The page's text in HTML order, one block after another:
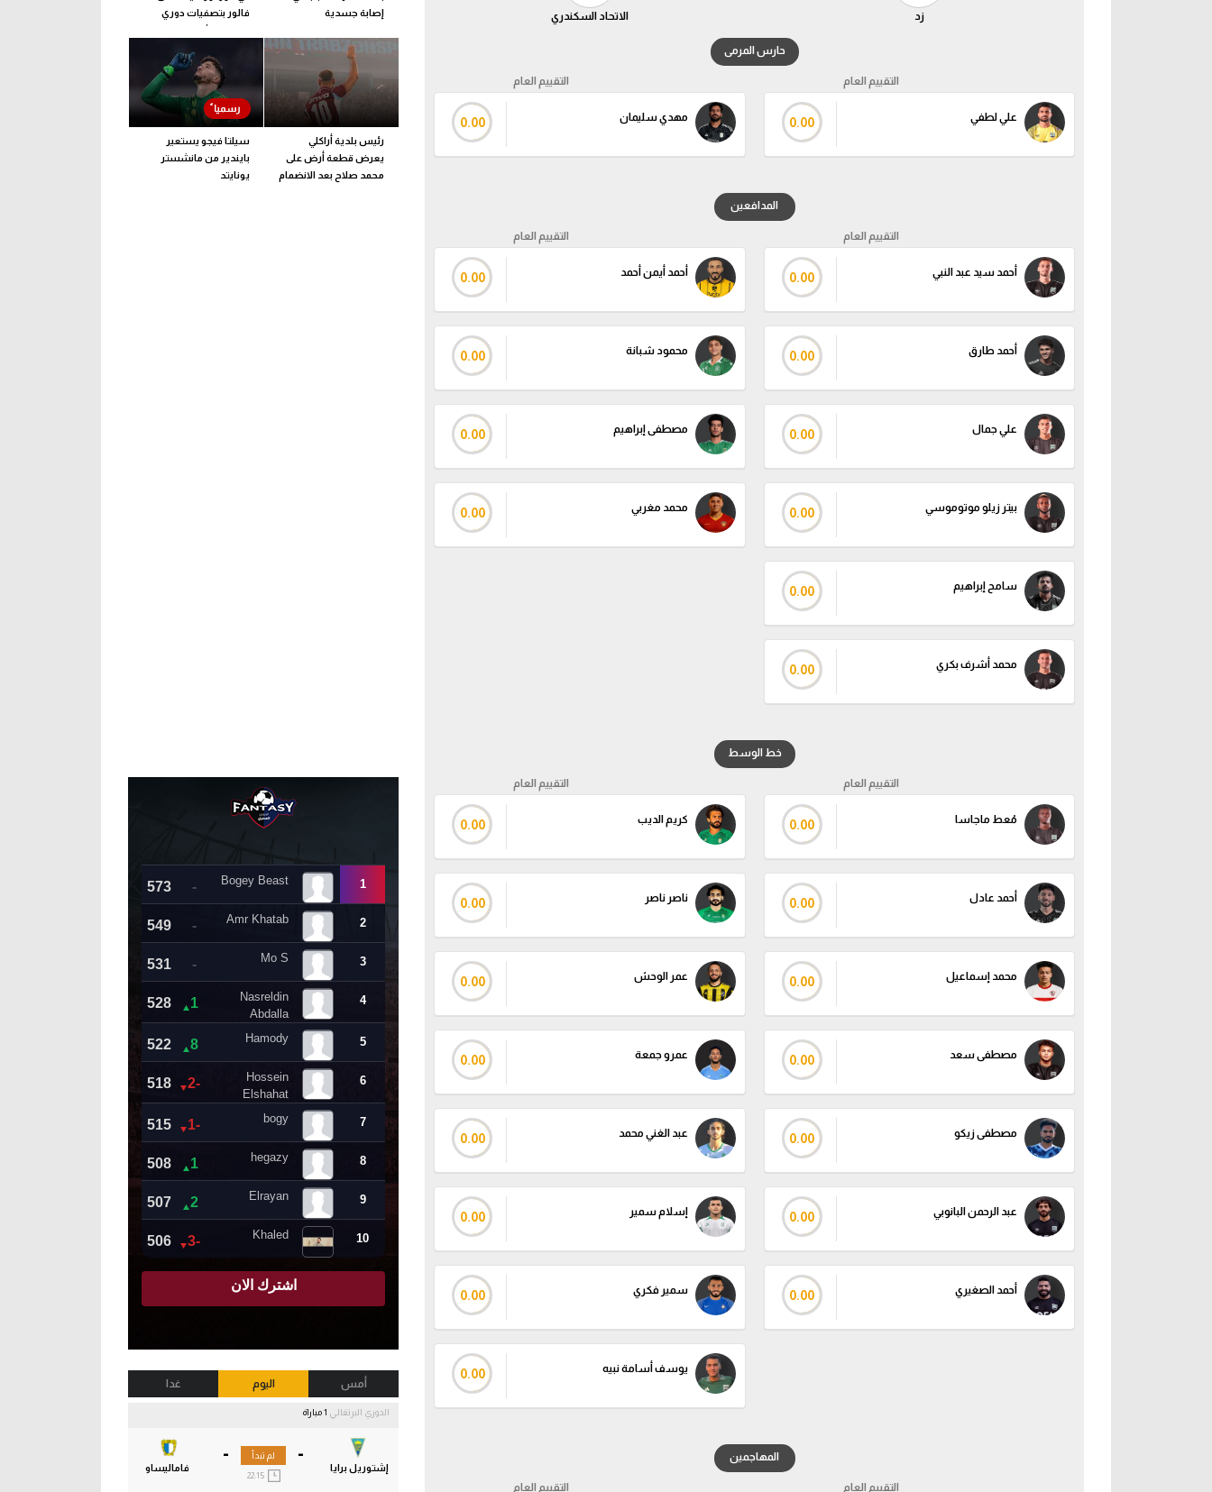
زد
حارس المرمى
التقييم العام
علي لطفي 0.00
الاتحاد السكندري
التقييم العام
مهدي سليمان 0.00
المدافعين
التقييم العام
أحمد سيد عبد النبي 0.00
أحمد طارق 0.00
علي جمال 0.00
بيتر زيلو موتوموسي 0.00
سامح إبراهيم 0.00
محمد أشرف بكري 0.00
التقييم العام
أحمد أيمن أحمد 0.00
محمود شبانة 0.00
مصطفى إبراهيم 0.00
محمد مغربي 0.00
خط الوسط
التقييم العام
مُعط ماجاسا 0.00
أحمد عادل 0.00
محمد إسماعيل 0.00
مصطفى سعد 0.00
مصطفى زيكو 0.00
عبد الرحمن البانوبي 0.00
أحمد الصغيري 0.00
التقييم العام
كريم الديب 0.00
ناصر ناصر 0.00
عمر الوحش 0.00
عمرو جمعة 0.00
عبد الغني محمد 0.00
إسلام سمير 0.00
سمير فكري 0.00
يوسف أسامة نبيه 0.00
المهاجمين
التقييم العام التقييم العام
إصابة جسدية
فالور بتصفيات دوري
المؤتمر الأوروبي
رئيس بلدية أراكلي
يعرض قطعة أرض على
محمد صلاح بعد الانضمام
سيلتا فيجو يستعير
بايندير من مانشستر
يونايتد
أمس اليوم غدا
الدوري البرتغالي
-
إشتوريل برايا
-
فاماليساو
لم تبدأ
22:15